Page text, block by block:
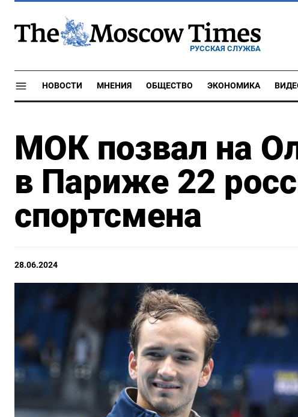
РУССКАЯ СЛУЖБА
НОВОСТИ МНЕНИЯ ОБЩЕСТВО ЭКОНОМИКА
МОК позвал на
в Париже 22
спортсмена
28.06.2024